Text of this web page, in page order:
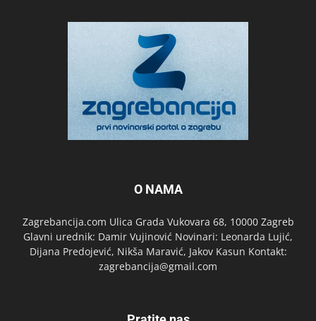
O NAMA
Zagrebancija.com Ulica Grada Vukovara 68, 10000 Zagreb
Glavni urednik: Damir Vujinović Novinari: Leonarda Lujić,
Dijana Predojević, Nikša Maravić, Jakov Kasun Kontakt:
zagrebancija@gmail.com